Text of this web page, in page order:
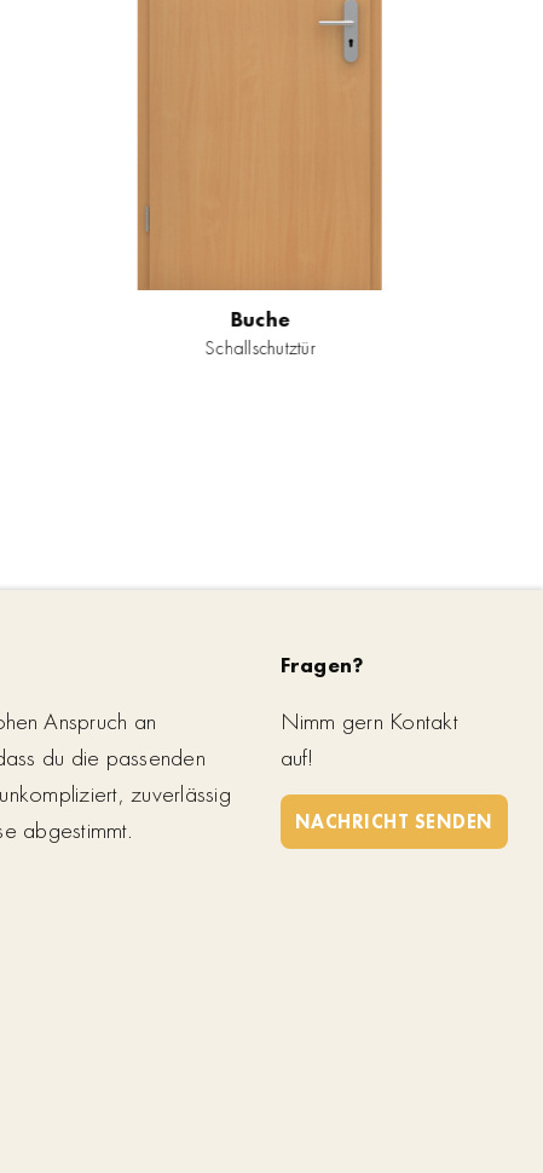
Buche
Schallschutztür
Anspruch an
du die passenden
zuverlässig
abgestimmt.
Fragen?
Nimm gern Kontakt
auf!
NACHRICHT SENDEN